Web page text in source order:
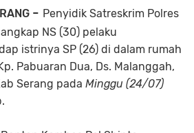
- Penyidik Satreskrim Polres
NS (30) pelaku
istrinya SP (26) di dalam rumah
Pabuaran Dua, Ds. Malanggah,
Serang pada Minggu (24/07)